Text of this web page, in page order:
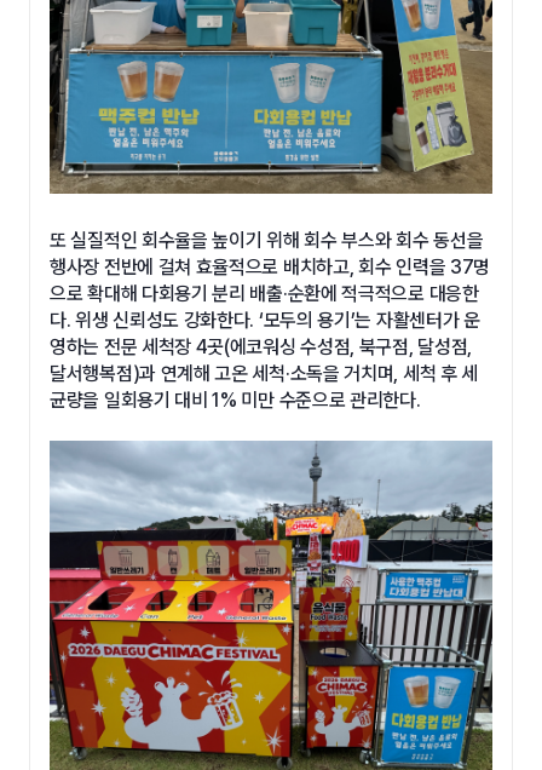
또 실질적인 회수율을 높이기 위해 회수 부스와 회수 동선을
행사장 전반에 걸쳐 효율적으로 배치하고, 회수 인력을 37명
으로 확대해 다회용기 분리 배출·순환에 적극적으로 대응한
다. 위생 신뢰성도 강화한다. ‘모두의 용기’는 자활센터가 운
영하는 전문 세척장 4곳(에코워싱 수성점, 북구점, 달성점,
달서행복점)과 연계해 고온 세척·소독을 거치며, 세척 후 세
균량을 일회용기 대비 1% 미만 수준으로 관리한다.